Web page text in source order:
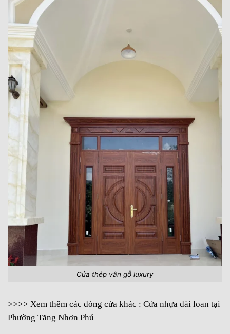
Cửa thép vân gỗ luxury
>>>> Xem thêm các dòng cửa khác : Cửa nhựa đài loan tại
Phường Tăng Nhơn Phú